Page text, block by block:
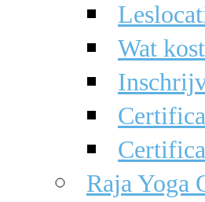
Wat
Raja Yoga